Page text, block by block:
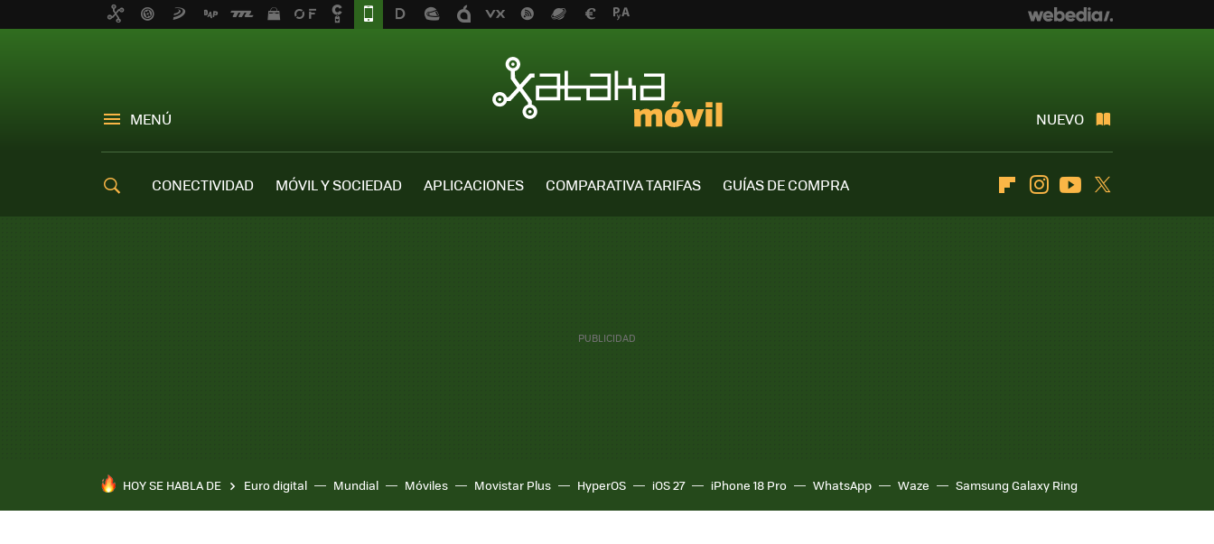
MENÚ NUEVO
CONECTIVIDAD MÓVIL Y SOCIEDAD APLICACIONES COMPARATIVA TARIFAS
GUÍAS DE COMPRA
FlipboardInstagramYoutube
HOY SE HABLA DE Euro digital Mundial Móviles Movistar Plus HyperOS iOS 27 iPhone 18 Pro WhatsApp Waze Samsung Galaxy Ring